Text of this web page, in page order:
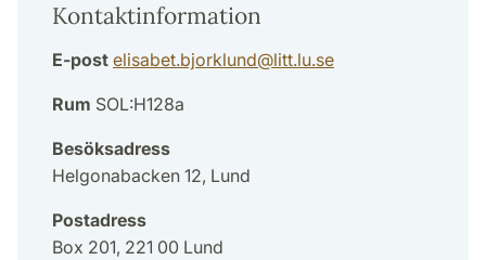
Kontaktinformation
E-post elisabet.bjorklund@litt.lu.se
Rum SOL:H128a
Besöksadress
Helgonabacken 12, Lund
Postadress
Box 201, 221 00 Lund